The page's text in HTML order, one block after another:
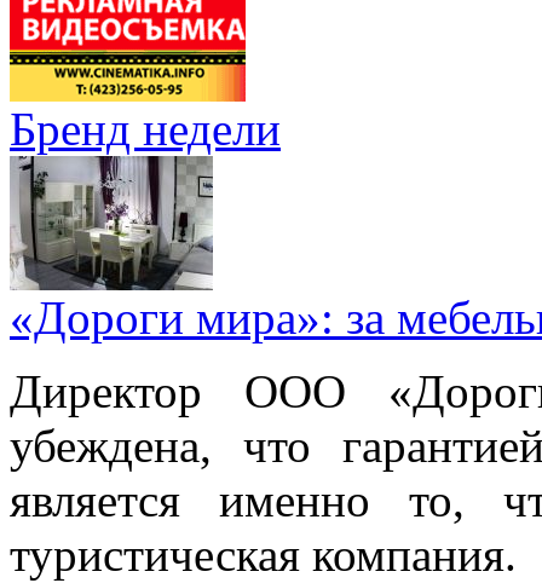
Бренд недели
«Дороги мира»: за
Директор ООО
убеждена, что
является именно то,
туристическая компания.